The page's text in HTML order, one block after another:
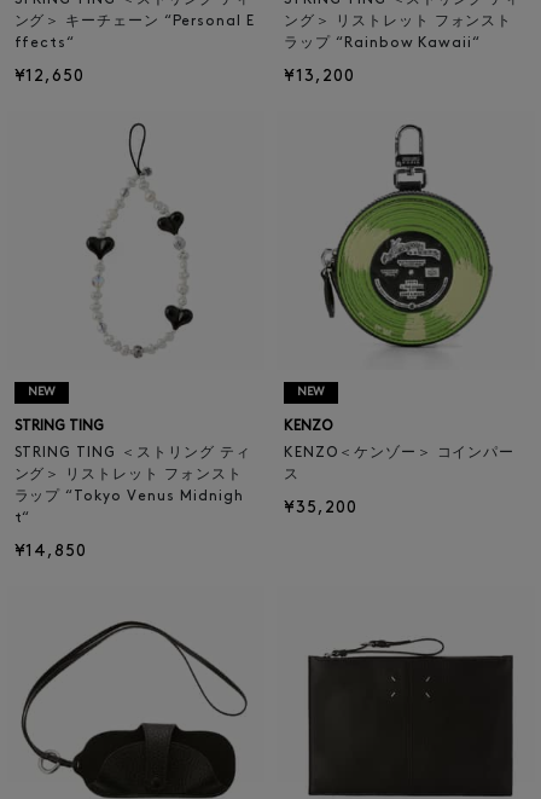
ング＞ キーチェーン “Personal E
ffects“
¥12,650
ング＞ リストレット フォンスト
ラップ “Rainbow Kawaii“
¥13,200
NEW
STRING TING
STRING TING ＜ストリング ティ
ング＞ リストレット フォンスト
ラップ “Tokyo Venus Midnigh
t“
¥14,850
NEW
KENZO
KENZO＜ケンゾー＞ コインパー
ス
¥35,200